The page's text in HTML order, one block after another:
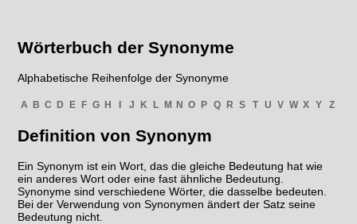
Wörterbuch der Synonyme
Alphabetische Reihenfolge der Synonyme
A B C D E F G H I J K L M N O P Q R S T U V W X Y Z
Definition von Synonym
Ein Synonym ist ein Wort, das die gleiche Bedeutung hat wie
ein anderes Wort oder eine fast ähnliche Bedeutung.
Synonyme sind verschiedene Wörter, die dasselbe bedeuten.
Bei der Verwendung von Synonymen ändert der Satz seine
Bedeutung nicht.